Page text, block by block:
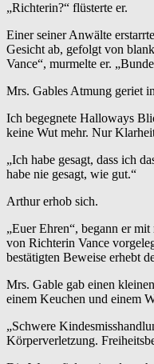
„Richterin?“ flüsterte er.
Einer seiner Anwälte
Gesicht ab, gefolgt von
Vance“, murmelte er.
Mrs. Gables Atmung geriet
Ich begegnete Halloways
keine Wut mehr. Nur
„Ich habe gesagt, dass ich
habe nie gesagt, wie gut.“
Arthur erhob sich.
„Euer Ehren“, begann er
von Richterin Vance
bestätigten Beweise erhebt
Mrs. Gable gab einen
einem Keuchen und einem
„Schwere
Körperverletzung.